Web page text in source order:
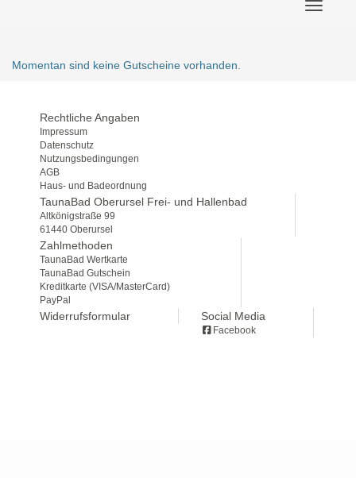
Momentan sind keine Gutscheine vorhanden.
Rechtliche Angaben
Impressum
Datenschutz
Nutzungsbedingungen
AGB
Haus- und Badeordnung
TaunaBad Oberursel Frei- und Hallenbad
Altkönigstraße 99
61440 Oberursel
Zahlmethoden
TaunaBad Wertkarte
TaunaBad Gutschein
Kreditkarte (VISA/MasterCard)
PayPal
Widerrufsformular Social Media
Facebook